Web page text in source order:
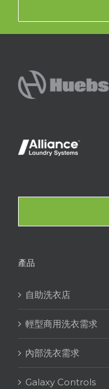
產品
自助洗衣店
輕型商用洗衣需求
內部洗衣需求
Galaxy Controls